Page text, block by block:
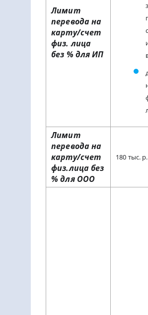
Лимит
перевода на
карту/счет
физ. лица
без % для ИП
Лимит
перевода на
карту/счет
физ.лица без
% для ООО
180 тыс. р.